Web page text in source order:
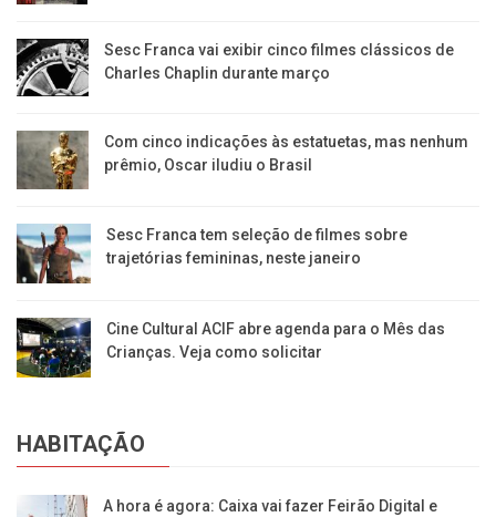
Sesc Franca vai exibir cinco filmes clássicos de
Charles Chaplin durante março
Com cinco indicações às estatuetas, mas nenhum
prêmio, Oscar iludiu o Brasil
Sesc Franca tem seleção de filmes sobre
trajetórias femininas, neste janeiro
Cine Cultural ACIF abre agenda para o Mês das
Crianças. Veja como solicitar
HABITAÇÃO
A hora é agora: Caixa vai fazer Feirão Digital e